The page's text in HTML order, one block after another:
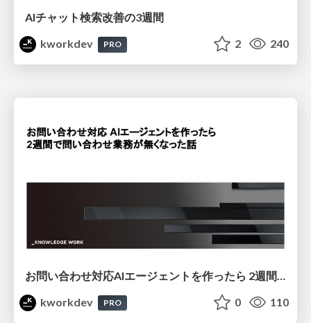
AIチャット検索改善の3週間
kworkdev
PRO 2 240
お問い合わせ対応AIエージェントを作ったら 2週間で問い合わせ業務が無くなった話
kworkdev
PRO 0 110